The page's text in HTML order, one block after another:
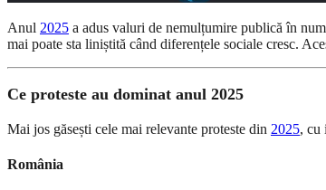
Anul 2025 a adus valuri de nemulțumire publică în
mai poate sta liniștită când diferențele sociale cresc.
Ce proteste au dominat anul 2025
Mai jos găsești cele mai relevante proteste din 2025, cu
România